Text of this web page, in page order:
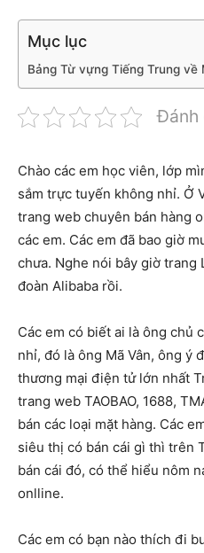
Mục lục
Bảng Từ vựng Tiếng Trung về
Đánh
Chào các em học viên, lớp
sắm trực tuyến không nhỉ. Ở
trang web chuyên bán hàng
các em. Các em đã bao giờ
chưa. Nghe nói bây giờ trang
đoàn Alibaba rồi.
Các em có biết ai là ông chủ
nhỉ, đó là ông Mã Vân, ông ý
thương mại điện tử lớn nhất
trang web TAOBAO, 1688,
bán các loại mặt hàng. Các
siêu thị có bán cái gì thì trên
bán cái đó, có thể hiểu nôm
onlline.
Các em có bạn nào thích đi